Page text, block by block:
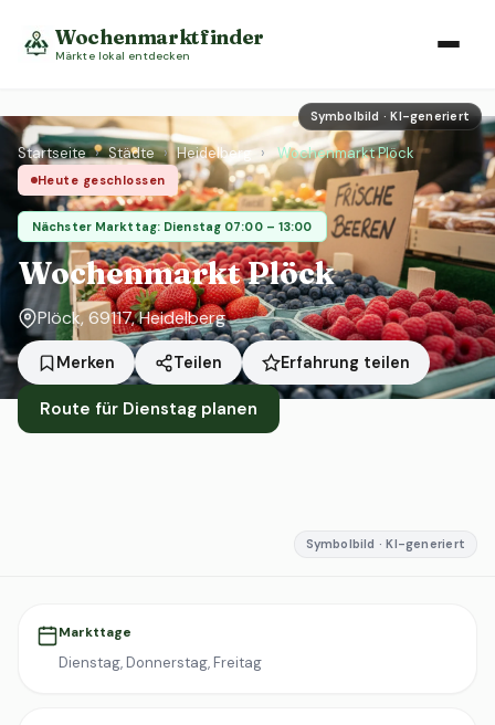
Wochenmarktfinder
Märkte lokal entdecken
Symbolbild · KI-generiert
Startseite › Städte › Heidelberg › Wochenmarkt Plöck
Heute geschlossen
Nächster Markttag: Dienstag 07:00 – 13:00
Wochenmarkt Plöck
Plöck, 69117, Heidelberg
Merken Teilen Erfahrung teilen
Route für Dienstag planen
Symbolbild · KI-generiert
Markttage
Dienstag, Donnerstag, Freitag